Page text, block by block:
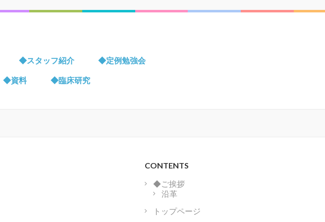
◆スタッフ紹介 ◆定例勉強会
◆資料 ◆臨床研究
CONTENTS
◆ご挨拶
沿革
トップページ